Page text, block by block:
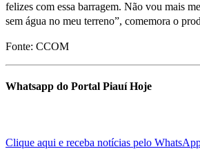
felizes com essa barragem. Não vou mais
sem água no meu terreno”, comemora o
Fonte: CCOM
Whatsapp do Portal Piauí Hoje
Clique aqui e receba notícias pelo